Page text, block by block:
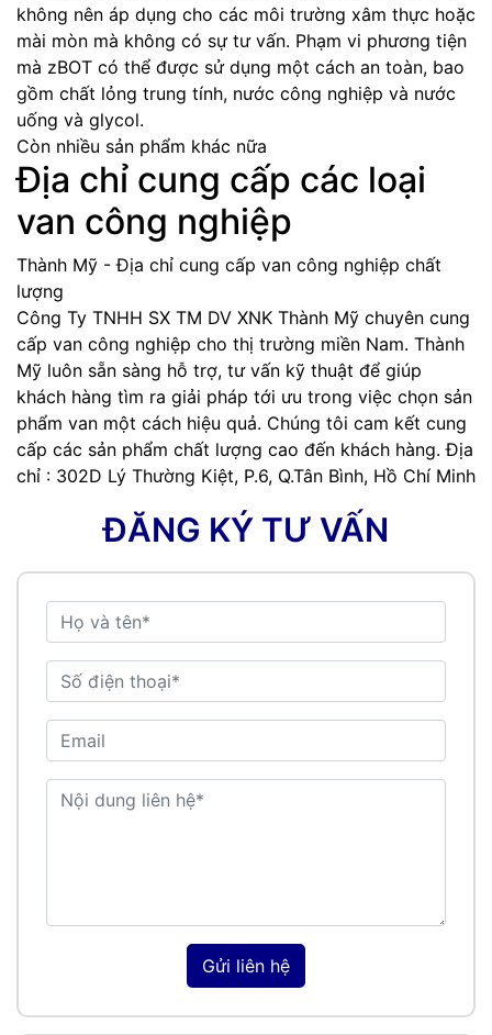
không nên áp dụng cho các môi trường xâm thực hoặc
mài mòn mà không có sự tư vấn. Phạm vi phương tiện
mà zBOT có thể được sử dụng một cách an toàn, bao
gồm chất lỏng trung tính, nước công nghiệp và nước
uống và glycol.
Còn nhiều sản phẩm khác nữa
Địa chỉ cung cấp các loại
van công nghiệp
Thành Mỹ - Địa chỉ cung cấp van công nghiệp chất
lượng
Công Ty TNHH SX TM DV XNK Thành Mỹ chuyên cung
cấp van công nghiệp cho thị trường miền Nam. Thành
Mỹ luôn sẵn sàng hỗ trợ, tư vấn kỹ thuật để giúp
khách hàng tìm ra giải pháp tới ưu trong việc chọn sản
phẩm van một cách hiệu quả. Chúng tôi cam kết cung
cấp các sản phẩm chất lượng cao đến khách hàng. Địa
chỉ : 302D Lý Thường Kiệt, P.6, Q.Tân Bình, Hồ Chí Minh
ĐĂNG KÝ TƯ VẤN
Gửi liên hệ